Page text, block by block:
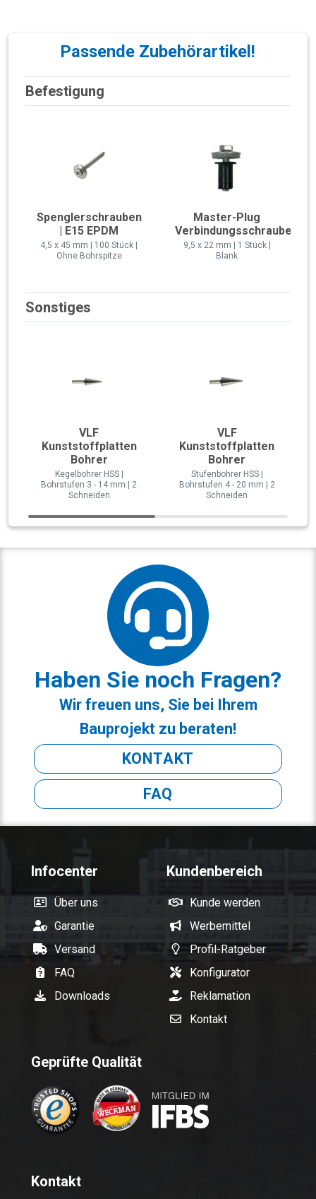
Passende Zubehörartikel!
Befestigung
Spenglerschrauben
| E15 EPDM
4,5 x 45 mm | 100 Stück |
Ohne Bohrspitze
Master-Plug
Verbindungsschraube
9,5 x 22 mm | 1 Stück |
Blank
Sonstiges
VLF
Kunststoffplatten
Bohrer
Kegelbohrer HSS |
Bohrstufen 3 - 14 mm | 2
Schneiden
VLF
Kunststoffplatten
Bohrer
Stufenbohrer HSS |
Bohrstufen 4 - 20 mm | 2
Schneiden
Haben Sie noch Fragen?
Wir freuen uns, Sie bei Ihrem
Bauprojekt zu beraten!
KONTAKT
FAQ
Infocenter
Über uns
Garantie
Versand
FAQ
Downloads
Kundenbereich
Kunde werden
Werbemittel
Profil-Ratgeber
Konfigurator
Reklamation
Kontakt
Geprüfte Qualität
Kontakt